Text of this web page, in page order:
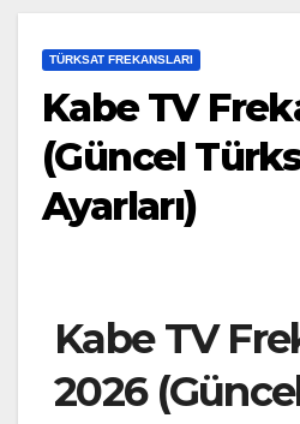
TÜRKSAT FREKANSLARI
Kabe TV
(Güncel
Ayarları)
Kabe TV
2026